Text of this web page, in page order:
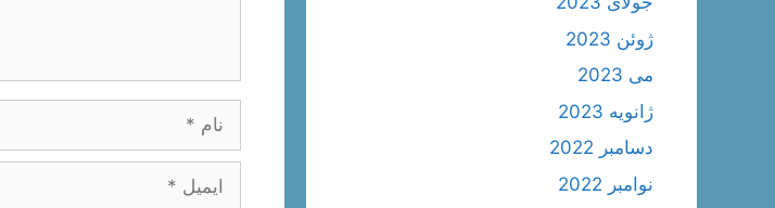
ایمیل
ژوئن 2023
می 2023
ژانویه 2023
دسامبر 2022
نوامبر 2022